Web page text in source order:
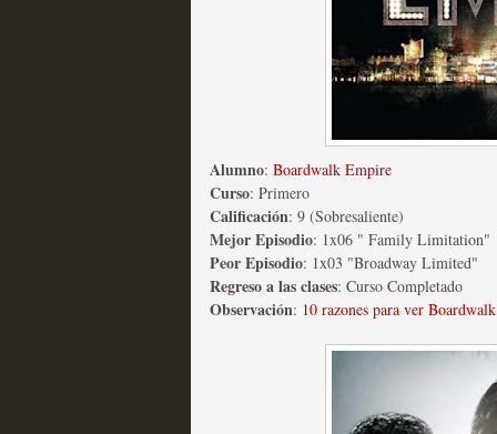
Recomendación de la semana
Las series disponibles
tienen fecha de caducidad
MOLTISANTI
Alumno: Boardwalk Empire
Curso: Primero
Calificación: 9 (Sobresaliente)
Mejor Episodio: 1x06 " Family Limitation"
Peor Episodio: 1x03 "Broadway Limited"
Regreso a las clases: Curso Completado
Observación: 10 razones para ver